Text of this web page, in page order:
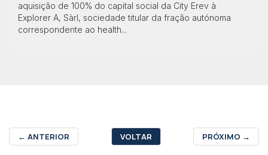
aquisição de 100% do capital social da City Erev à
Explorer A, Sàrl, sociedade titular da fração autónoma
correspondente ao health...
← ANTERIOR VOLTAR PRÓXIMO →